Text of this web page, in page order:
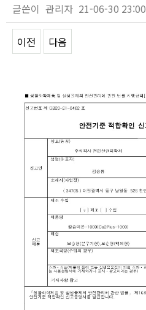
글쓴이 관리자 21-06-30 23:00
이전 다음